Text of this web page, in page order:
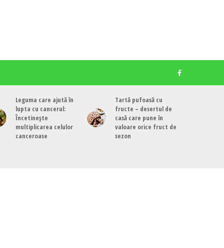
Leguma care ajută în
lupta cu cancerul:
Încetinește
multiplicarea celulor
canceroase
Tartă pufoasă cu
fructe – desertul de
casă care pune în
valoare orice fruct de
sezon